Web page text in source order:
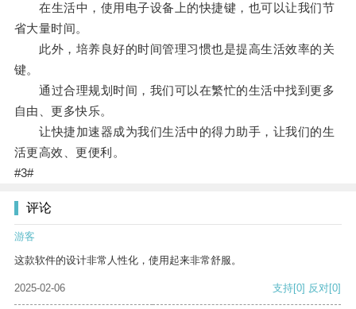
在生活中，使用电子设备上的快捷键，也可以让我们节
省大量时间。
此外，培养良好的时间管理习惯也是提高生活效率的关
键。
通过合理规划时间，我们可以在繁忙的生活中找到更多
自由、更多快乐。
让快捷加速器成为我们生活中的得力助手，让我们的生
活更高效、更便利。
#3#
评论
游客
这款软件的设计非常人性化，使用起来非常舒服。
2025-02-06 支持[0] 反对[0]